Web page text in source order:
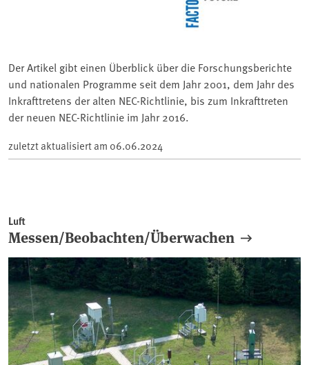
Der Artikel gibt einen Überblick über die Forschungsberichte
und nationalen Programme seit dem Jahr 2001, dem Jahr des
Inkrafttretens der alten NEC-Richtlinie, bis zum Inkrafttreten
der neuen NEC-Richtlinie im Jahr 2016.
zuletzt aktualisiert am 06.06.2024
Luft
Messen/Beobachten/Überwachen